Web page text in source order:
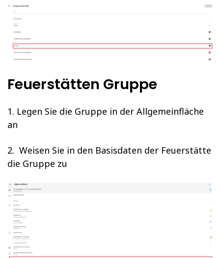
Feuerstätten Gruppe
1. Legen Sie die Gruppe in der Allgemeinfläche
an
2. Weisen Sie in den Basisdaten der Feuerstätte
die Gruppe zu